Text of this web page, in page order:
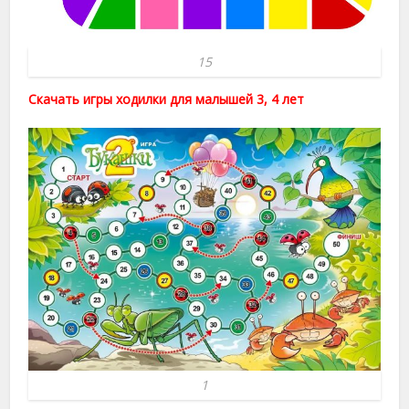
15
Скачать игры ходилки для малышей 3, 4 лет
1